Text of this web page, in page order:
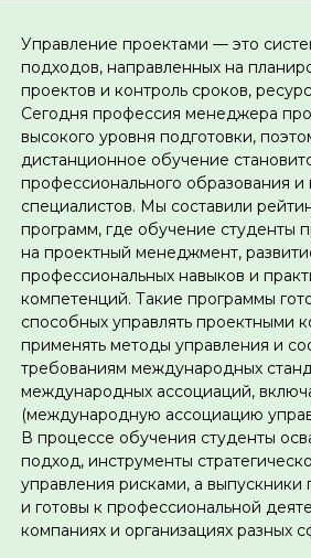
Управление проектами — это
подходов, направленных на
проектов и контроль сроков,
Сегодня профессия менеджера
высокого уровня подготовки,
дистанционное обучение
профессионального образования и
специалистов. Мы составили
программ, где обучение студенты
на проектный менеджмент,
профессиональных навыков и
компетенций. Такие программы
способных управлять проектными
применять методы управления и
требованиям международных
международных ассоциаций,
(международную ассоциацию
В процессе обучения студенты
подход, инструменты
управления рисками, а
и готовы к профессиональной
компаниях и организациях разных